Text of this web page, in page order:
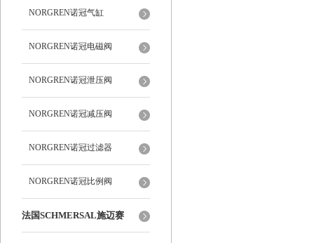
NORGREN诺冠气缸
NORGREN诺冠电磁阀
NORGREN诺冠泄压阀
NORGREN诺冠减压阀
NORGREN诺冠过滤器
NORGREN诺冠比例阀
法国SCHMERSAL施迈赛